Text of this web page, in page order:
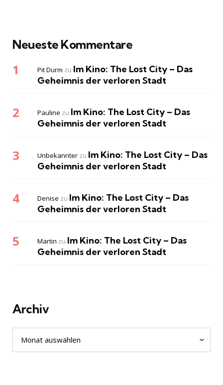
Neueste Kommentare
Pit Durm zu Im Kino: The Lost City – Das
Geheimnis der verloren Stadt
Pauline zu Im Kino: The Lost City – Das
Geheimnis der verloren Stadt
Unbekannter zu Im Kino: The Lost City – Das
Geheimnis der verloren Stadt
Denise zu Im Kino: The Lost City – Das
Geheimnis der verloren Stadt
Martin zu Im Kino: The Lost City – Das
Geheimnis der verloren Stadt
Archiv
Archiv